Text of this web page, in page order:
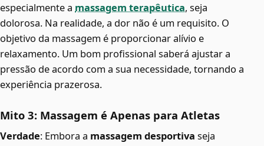
especialmente a massagem terapêutica, seja
dolorosa. Na realidade, a dor não é um requisito. O
objetivo da massagem é proporcionar alívio e
relaxamento. Um bom profissional saberá ajustar a
pressão de acordo com a sua necessidade, tornando a
experiência prazerosa.
Mito 3: Massagem é Apenas para Atletas
Verdade: Embora a massagem desportiva seja